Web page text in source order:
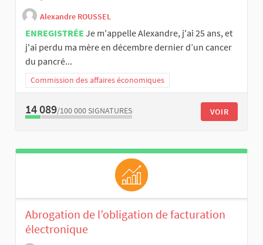
Alexandre ROUSSEL
ENREGISTRÉE Je m'appelle Alexandre, j'ai 25 ans, et
j'ai perdu ma mère en décembre dernier d’un cancer
du pancré...
Commission des affaires économiques
14 089/100 000 SIGNATURES VOIR
Abrogation de l’obligation de facturation
électronique